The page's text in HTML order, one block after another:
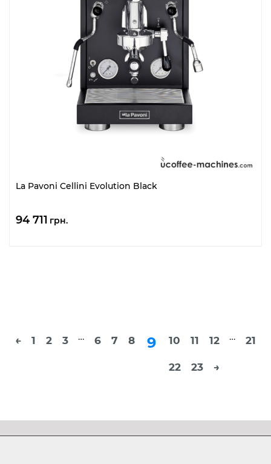
La Pavoni Cellini Evolution Black
94 711 грн.
← 1 2 3 … 6 7 8 9 10 11 12 … 21
22 23 →